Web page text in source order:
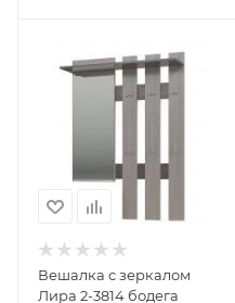
Вешалка с зеркалом
Лира 2-3814 бодега